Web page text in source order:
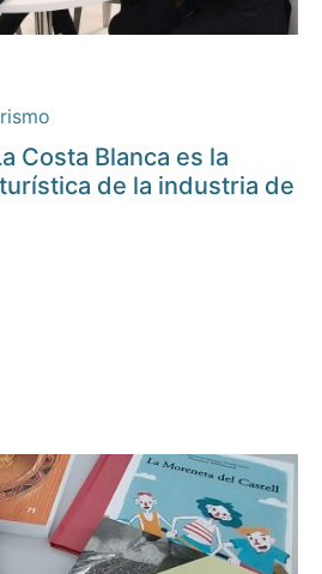
Costa Blanca es la
de la industria de